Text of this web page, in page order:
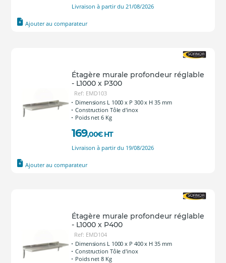
Livraison à partir du 21/08/2026
Ajouter au comparateur
Étagère murale profondeur réglable
- L1000 x P300
Ref: EMD103
Dimensions L 1000 x P 300 x H 35 mm
Construction Tôle d'inox
Poids net 6 Kg
169,00€ HT
Livraison à partir du 19/08/2026
Ajouter au comparateur
Étagère murale profondeur réglable
- L1000 x P400
Ref: EMD104
Dimensions L 1000 x P 400 x H 35 mm
Construction Tôle d'inox
Poids net 8 Kg